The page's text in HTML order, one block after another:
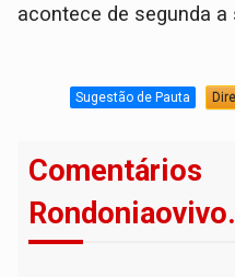
acontece de segunda
Sugestão de Pauta
Comentários